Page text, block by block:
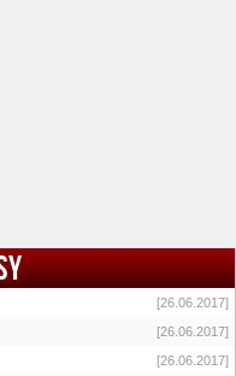
[26.06.2017]
[26.06.2017]
[26.06.2017]